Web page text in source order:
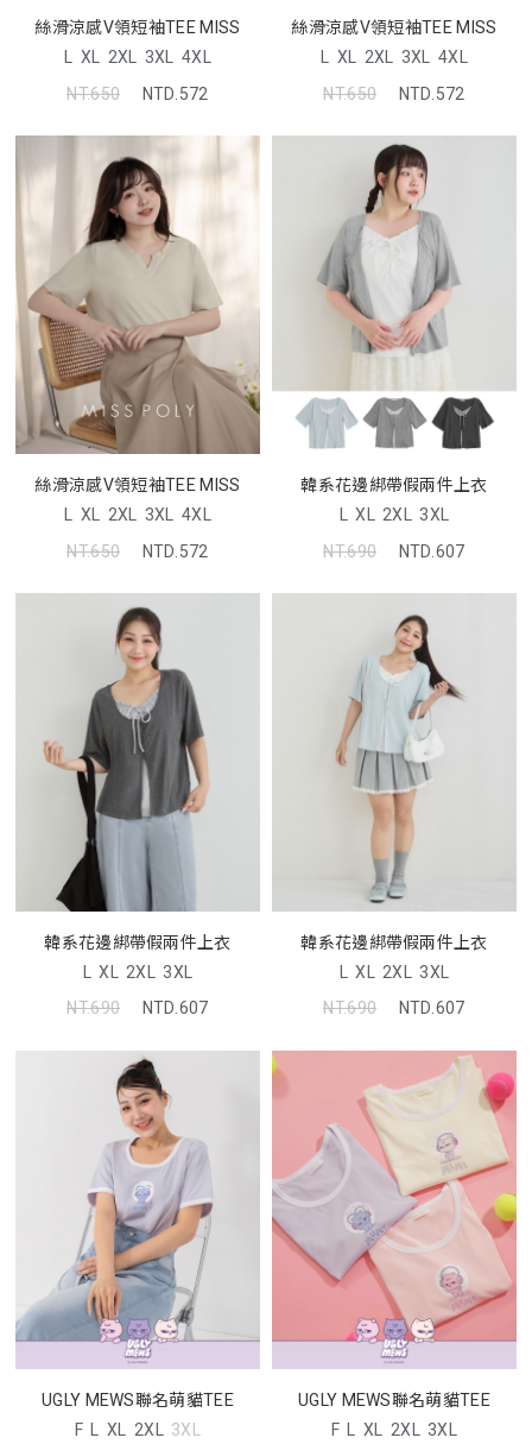
絲滑涼感V領短袖TEE MISS
L XL 2XL 3XL 4XL
NT.650
NTD.572
絲滑涼感V領短袖TEE MISS
L XL 2XL 3XL 4XL
NT.650
NTD.572
絲滑涼感V領短袖TEE MISS
L XL 2XL 3XL 4XL
NT.650
NTD.572
韓系花邊綁帶假兩件上衣
L XL 2XL 3XL
NT.690
NTD.607
韓系花邊綁帶假兩件上衣
L XL 2XL 3XL
NT.690
NTD.607
韓系花邊綁帶假兩件上衣
L XL 2XL 3XL
NT.690
NTD.607
UGLY MEWS聯名萌貓TEE
F L XL 2XL 3XL
UGLY MEWS聯名萌貓TEE
F L XL 2XL 3XL